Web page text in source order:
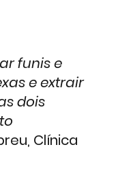
funis e
e extrair
dois
Clínica